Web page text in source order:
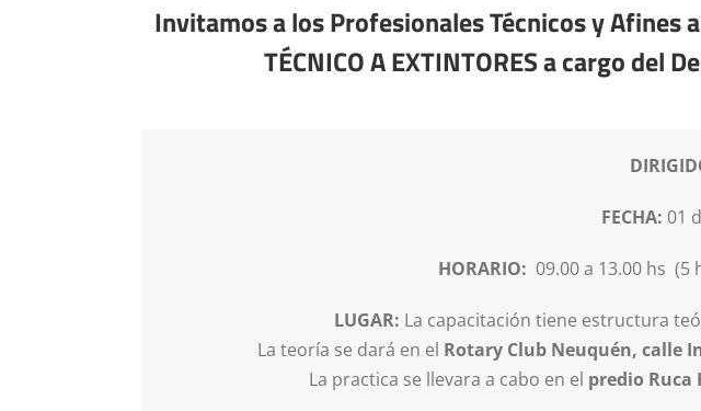
Invitamos a los Profesionales Técnicos y Afines
TÉCNICO A EXTINTORES a cargo del
FECHA: 01
HORARIO: 09.00 a 13.00 hs
LUGAR: La capacitación tiene estructura
La teoría se dará en el Rotary Club Neuquén, calle
La practica se llevara a cabo en el predio Ruca